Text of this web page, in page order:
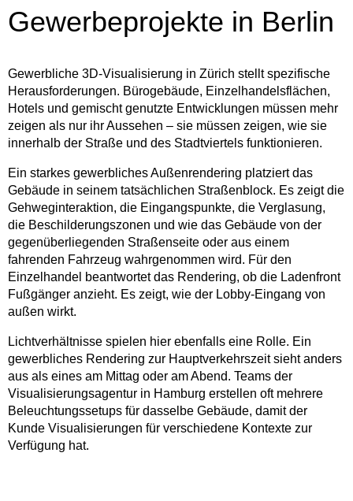
Gewerbeprojekte in Berlin
Gewerbliche 3D-Visualisierung in Zürich stellt spezifische
Herausforderungen. Bürogebäude, Einzelhandelsflächen,
Hotels und gemischt genutzte Entwicklungen müssen mehr
zeigen als nur ihr Aussehen – sie müssen zeigen, wie sie
innerhalb der Straße und des Stadtviertels funktionieren.
Ein starkes gewerbliches Außenrendering platziert das
Gebäude in seinem tatsächlichen Straßenblock. Es zeigt die
Gehweginteraktion, die Eingangspunkte, die Verglasung,
die Beschilderungszonen und wie das Gebäude von der
gegenüberliegenden Straßenseite oder aus einem
fahrenden Fahrzeug wahrgenommen wird. Für den
Einzelhandel beantwortet das Rendering, ob die Ladenfront
Fußgänger anzieht. Es zeigt, wie der Lobby-Eingang von
außen wirkt.
Lichtverhältnisse spielen hier ebenfalls eine Rolle. Ein
gewerbliches Rendering zur Hauptverkehrszeit sieht anders
aus als eines am Mittag oder am Abend. Teams der
Visualisierungsagentur in Hamburg erstellen oft mehrere
Beleuchtungssetups für dasselbe Gebäude, damit der
Kunde Visualisierungen für verschiedene Kontexte zur
Verfügung hat.